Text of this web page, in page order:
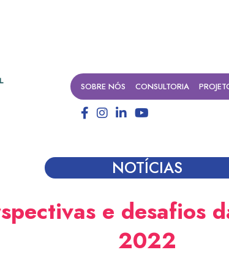
SOBRE NÓS CONSULTORIA
NOTÍCIAS
e desafios
2022